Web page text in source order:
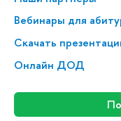
Вебинары для
Скачать
Онлайн ДОД